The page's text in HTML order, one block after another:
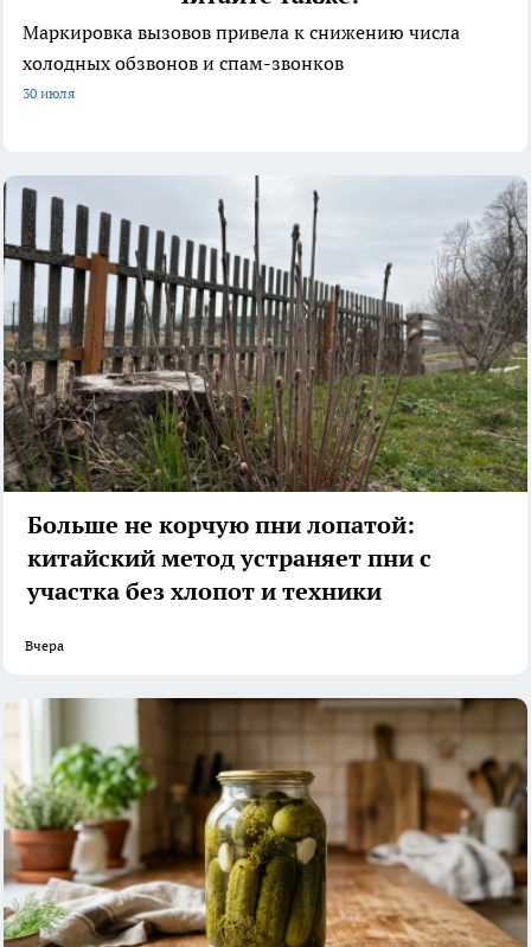
Маркировка вызовов привела к снижению числа
холодных обзвонов и спам-звонков
30 июля
Больше не корчую пни лопатой:
китайский метод устраняет пни с
участка без хлопот и техники
Вчера